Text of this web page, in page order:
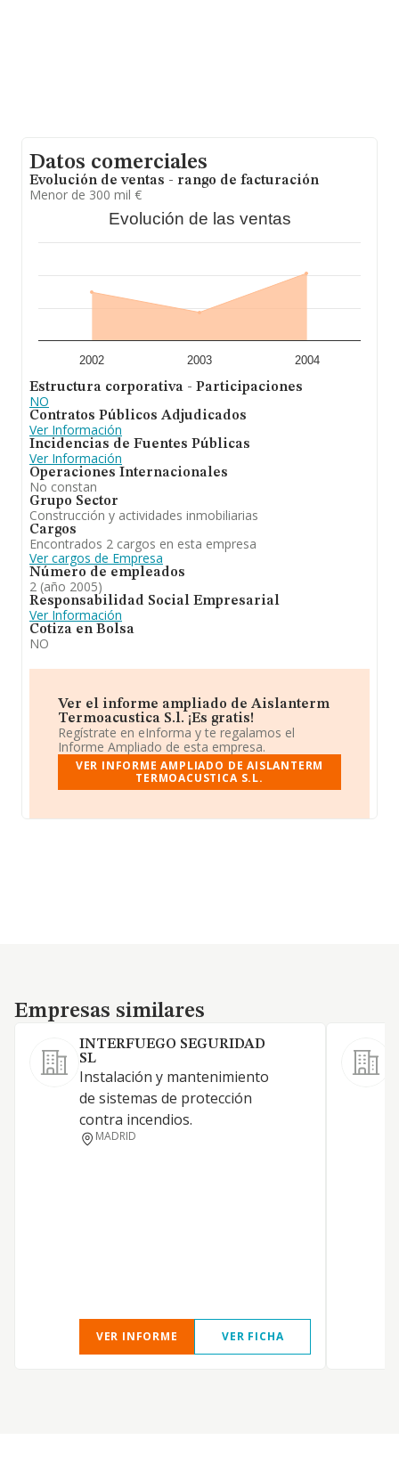
Datos comerciales
Evolución de ventas - rango de facturación
Menor de 300 mil €
Evolución de las ventas
2002 2003 2004
Estructura corporativa - Participaciones
NO
Contratos Públicos Adjudicados
Ver Información
Incidencias de Fuentes Públicas
Ver Información
Operaciones Internacionales
No constan
Grupo Sector
Construcción y actividades inmobiliarias
Cargos
Encontrados 2 cargos en esta empresa
Ver cargos de Empresa
Número de empleados
2 (año 2005)
Responsabilidad Social Empresarial
Ver Información
Cotiza en Bolsa
NO
Ver el informe ampliado de Aislanterm
Termoacustica S.l. ¡Es gratis!
Regístrate en eInforma y te regalamos el
Informe Ampliado de esta empresa.
VER INFORME AMPLIADO DE AISLANTERM
TERMOACUSTICA S.L.
Empresas similares
Empresas similares
INTERFUEGO SEGURIDAD
SL
Instalación y mantenimiento
de sistemas de protección
contra incendios.
MADRID
VER INFORME VER FICHA